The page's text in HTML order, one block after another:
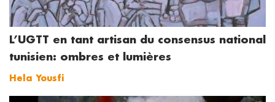
L’UGTT en tant artisan du consensus national
tunisien: ombres et lumières
Hela Yousfi